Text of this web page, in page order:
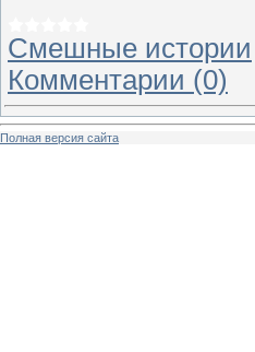
Смешные истории
Комментарии (0)
Полная версия сайта